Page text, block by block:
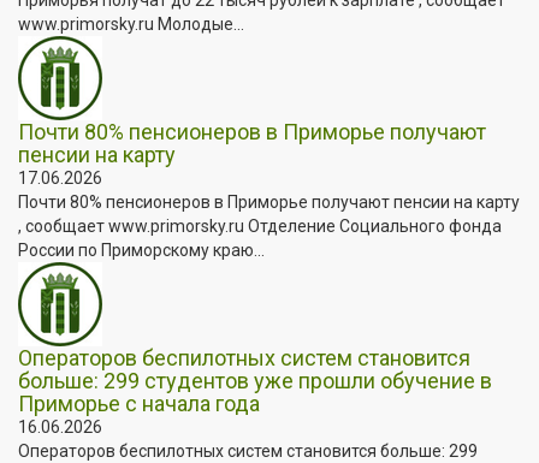
www.primorsky.ru Молодые...
Почти 80% пенсионеров в Приморье получают
пенсии на карту
17.06.2026
Почти 80% пенсионеров в Приморье получают пенсии на карту
, сообщает www.primorsky.ru Отделение Социального фонда
России по Приморскому краю...
Операторов беспилотных систем становится
больше: 299 студентов уже прошли обучение в
Приморье с начала года
16.06.2026
Операторов беспилотных систем становится больше: 299